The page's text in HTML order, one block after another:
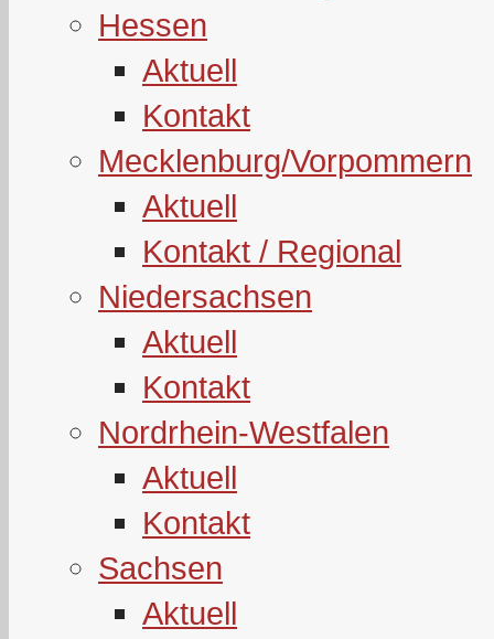
Hessen
Aktuell
Kontakt
Mecklenburg/Vorpommern
Aktuell
Kontakt / Regional
Niedersachsen
Aktuell
Kontakt
Nordrhein-Westfalen
Aktuell
Kontakt
Sachsen
Aktuell